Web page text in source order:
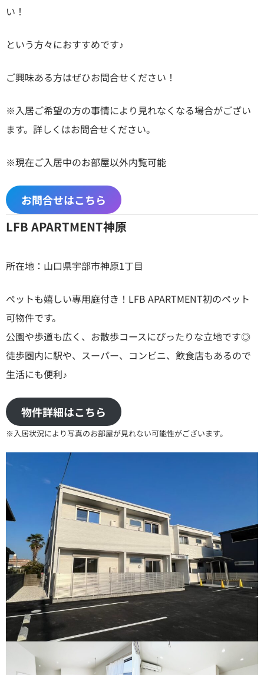
い！
という方々におすすめです♪
ご興味ある方はぜひお問合せください！
※入居ご希望の方の事情により見れなくなる場合がござい
ます。詳しくはお問合せください。
※現在ご入居中のお部屋以外内覧可能
お問合せはこちら
LFB APARTMENT神原
所在地：山口県宇部市神原1丁目
ぺットも嬉しい専用庭付き！LFB APARTMENT初のペット
可物件です。
公園や歩道も広く、お散歩コースにぴったりな立地です◎
徒歩圏内に駅や、スーパー、コンビニ、飲食店もあるので
生活にも便利♪
物件詳細はこちら
※入居状況により写真のお部屋が見れない可能性がございます。